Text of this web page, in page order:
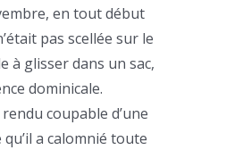
en tout début
pas scellée sur le
à glisser dans un sac,
dominicale.
coupable d’une
a calomnié toute